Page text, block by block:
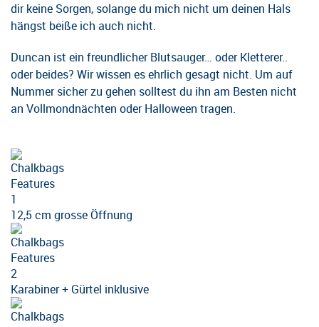
dir keine Sorgen, solange du mich nicht um deinen Hals
hängst beiße ich auch nicht.
Duncan ist ein freundlicher Blutsauger… oder Kletterer..
oder beides? Wir wissen es ehrlich gesagt nicht. Um auf
Nummer sicher zu gehen solltest du ihn am Besten nicht
an Vollmondnächten oder Halloween tragen.
12,5 cm grosse Öffnung
Karabiner + Gürtel inklusive